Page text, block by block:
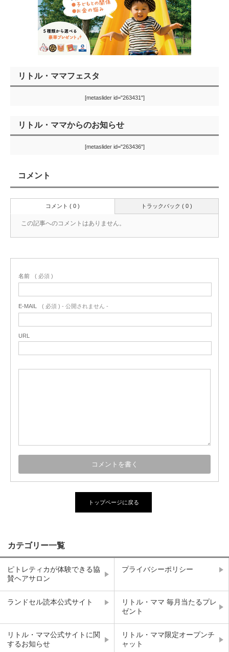
リトル・ママフェスタ
[metaslider id="263431"]
リトル・ママからのお知らせ
[metaslider id="263436"]
コメント
トラックバック ( 0 )
コメント ( 0 )
この記事へのコメントはありません。
名前 ( 必須 )
E-MAIL ( 必須 ) - 公開されません -
URL
トップページに戻る
カテゴリー一覧
ピトレティカが体験できる協
賛ヘアサロン
プライバシーポリシー
ランドセル読本公式サイト
リトル・ママ 毎月当たるプレ
ゼント
リトル・ママ公式サイトに関
するお知らせ
リトル・ママ限定オープンチ
ャット